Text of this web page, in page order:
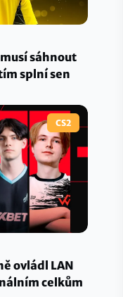
sáhnout
splní sen
CS2
ovládl LAN
celkům